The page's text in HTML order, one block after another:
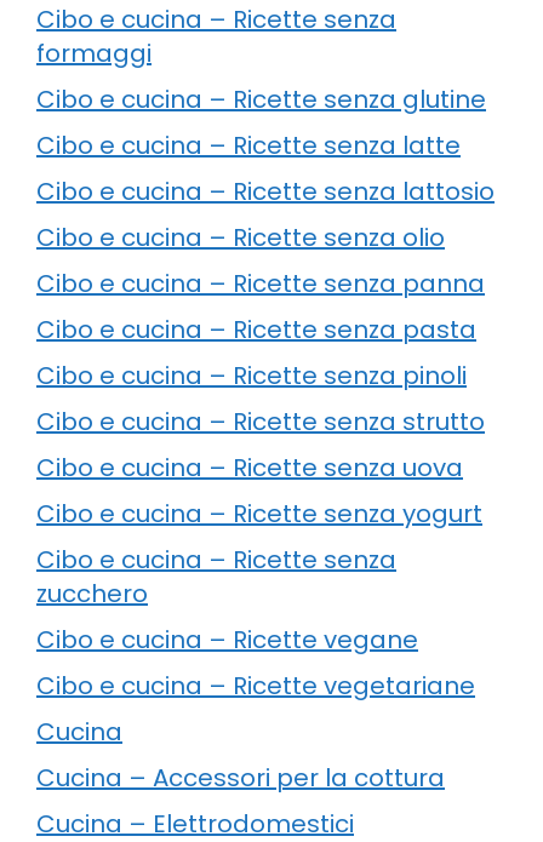
Cibo e cucina – Ricette senza
formaggi
Cibo e cucina – Ricette senza glutine
Cibo e cucina – Ricette senza latte
Cibo e cucina – Ricette senza lattosio
Cibo e cucina – Ricette senza olio
Cibo e cucina – Ricette senza panna
Cibo e cucina – Ricette senza pasta
Cibo e cucina – Ricette senza pinoli
Cibo e cucina – Ricette senza strutto
Cibo e cucina – Ricette senza uova
Cibo e cucina – Ricette senza yogurt
Cibo e cucina – Ricette senza
zucchero
Cibo e cucina – Ricette vegane
Cibo e cucina – Ricette vegetariane
Cucina
Cucina – Accessori per la cottura
Cucina – Elettrodomestici